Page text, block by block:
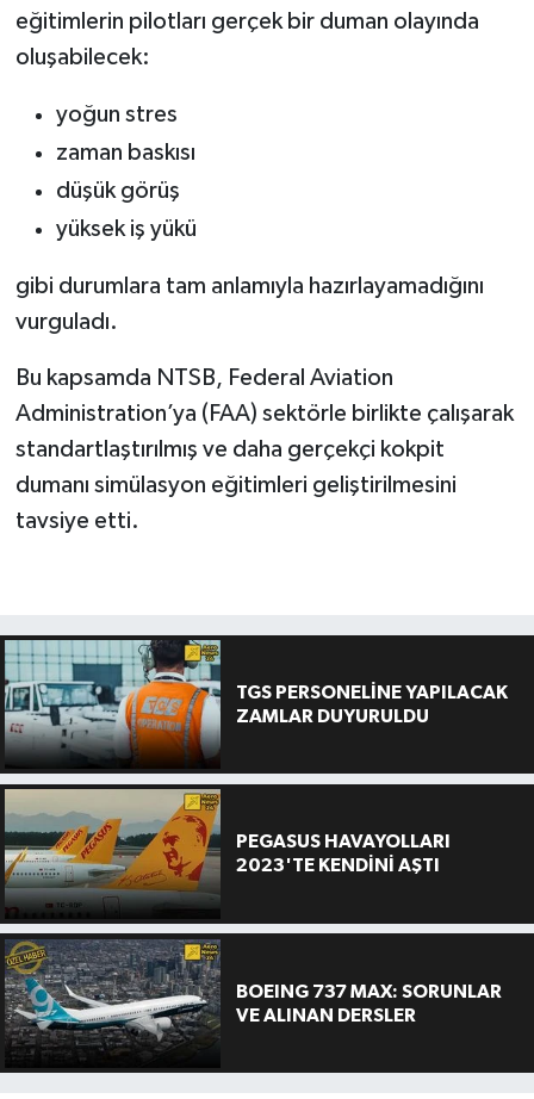
eğitimlerin pilotları gerçek bir duman olayında
oluşabilecek:
yoğun stres
zaman baskısı
düşük görüş
yüksek iş yükü
gibi durumlara tam anlamıyla hazırlayamadığını
vurguladı.
Bu kapsamda NTSB, Federal Aviation
Administration’ya (FAA) sektörle birlikte çalışarak
standartlaştırılmış ve daha gerçekçi kokpit
dumanı simülasyon eğitimleri geliştirilmesini
tavsiye etti.
TGS PERSONELİNE YAPILACAK
ZAMLAR DUYURULDU
PEGASUS HAVAYOLLARI
2023'TE KENDİNİ AŞTI
BOEING 737 MAX: SORUNLAR
VE ALINAN DERSLER